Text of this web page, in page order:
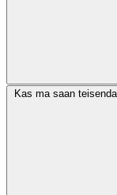
Kas ma saan